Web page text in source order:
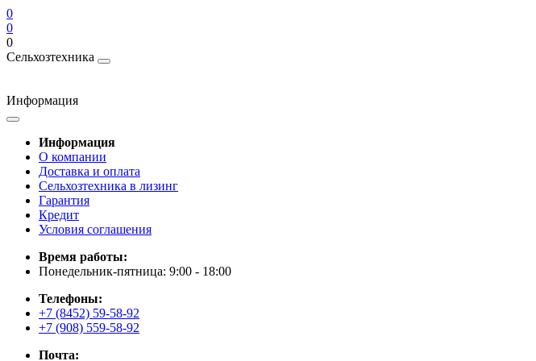
0
0
0
Сельхозтехника
Информация
Информация
О компании
Доставка и оплата
Сельхозтехника в лизинг
Гарантия
Кредит
Условия соглашения
Время работы:
Понедельник-пятница: 9:00 - 18:00
Телефоны:
+7 (8452) 59-58-92
+7 (908) 559-58-92
Почта: